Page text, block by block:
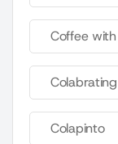
Coffee with
Colabrating
Colapinto